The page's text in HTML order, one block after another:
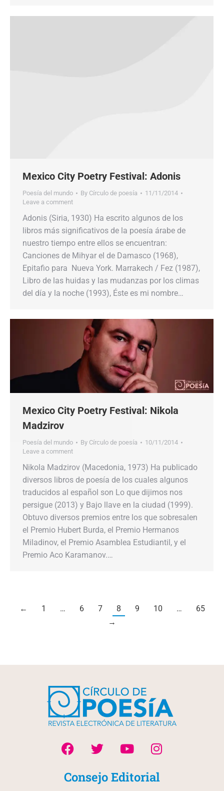
Mexico City Poetry Festival: Adonis
Poesía del mundo By Círculo de poesía
11/11/2014
Leave a comment
Adonis (Siria, 1930) Ha escrito algunos de los
libros más significativos de la poesía árabe de
nuestro tiempo entre ellos se encuentran:
Canciones de Mihyar el de Damasco (1968),
Epitafio para Nueva York. Marrakech / Fez (1987),
Libro de las huidas y las mudanzas por los climas
del día y la noche (1993), Éste es mi nombre…
Mexico City Poetry Festival: Nikola
Madzirov
Poesía del mundo By Círculo de poesía
10/11/2014
Leave a comment
Nikola Madzirov (Macedonia, 1973) Ha publicado
diversos libros de poesía de los cuales algunos
traducidos al español son Lo que dijimos nos
persigue (2013) y Bajo llave en la ciudad (1999).
Obtuvo diversos premios entre los que sobresalen
el Premio Hubert Burda, el Premio Hermanos
Miladinov, el Premio Asamblea Estudiantil, y el
Premio Aco Karamanov.…
← 1 … 6 7 8 9 10 …
65
→
Consejo Editorial